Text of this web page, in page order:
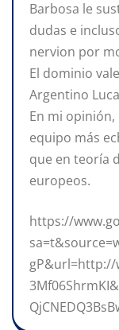
Barbosa le
dudas e
nervion por
El dominio
Argentino
En mi
equipo más
que en teoría
europeos.
https://
gP&url=http://